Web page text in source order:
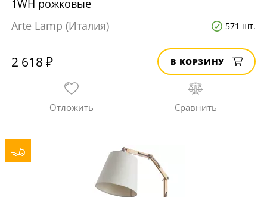
1WH рожковые
Arte Lamp (Италия)
571 шт.
2 618 ₽ В КОРЗИНУ